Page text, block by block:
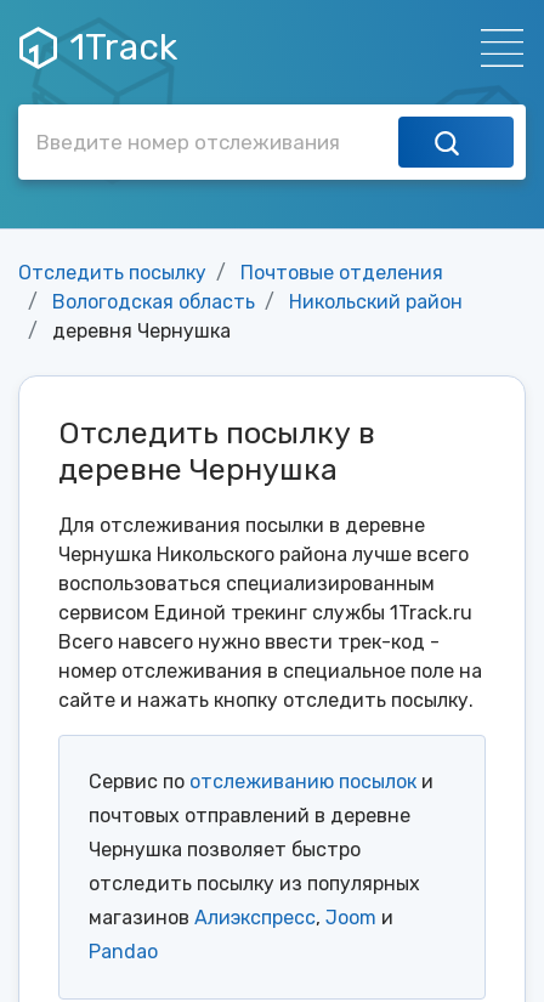
1Track
Отследить посылку
Почтовые отделения
Вологодская область
Никольский район
деревня Чернушка
Отследить посылку в
деревне Чернушка
Для отслеживания посылки в деревне
Чернушка Никольского района лучше всего
воспользоваться специализированным
сервисом Единой трекинг службы 1Track.ru
Всего навсего нужно ввести трек-код -
номер отслеживания в специальное поле на
сайте и нажать кнопку отследить посылку.
Сервис по отслеживанию посылок и
почтовых отправлений в деревне
Чернушка позволяет быстро
отследить посылку из популярных
магазинов Алиэкспресс, Joom и
Pandao